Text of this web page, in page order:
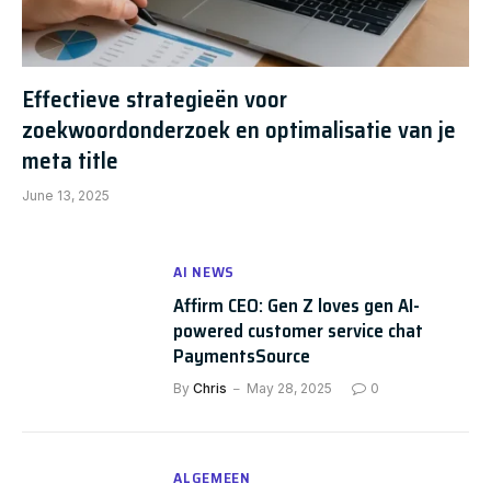
Effectieve strategieën voor
zoekwoordonderzoek en optimalisatie van je
meta title
June 13, 2025
AI NEWS
Affirm CEO: Gen Z loves gen AI-
powered customer service chat
PaymentsSource
By Chris May 28, 2025 0
ALGEMEEN